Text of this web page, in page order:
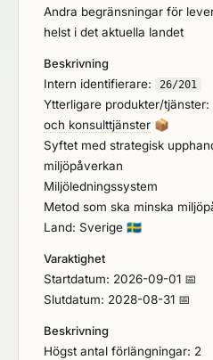
Andra begränsningar för
helst i det aktuella landet
Beskrivning
Intern identifierare:
26/201
Ytterligare produkter/tjänster:
och konsulttjänster 📦
Syftet med strategisk
miljöpåverkan
Miljöledningssystem
Metod som ska minska
Land: Sverige 🇸🇪
Varaktighet
Startdatum: 2026-09-01 📅
Slutdatum: 2028-08-31 📅
Beskrivning
Högst antal förlängningar: 2